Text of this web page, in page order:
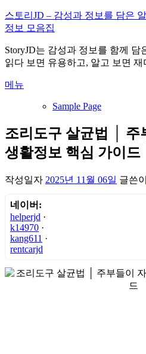
내
용
로
바
가
스토리JD – 감성과 정보를 담은
정보 모음집
StoryJD는 감성과 정보를 함께 담
읽다 보면 유용하고, 알고 보면 재
메뉴
Sample Page
조리도구 살균법 │ 주
생활정보 핵심 가이드
작성일자 2025년 11월 06일 글쓴이
네이버:
helperjd ·
k14970 ·
kang611 ·
rentcarjd